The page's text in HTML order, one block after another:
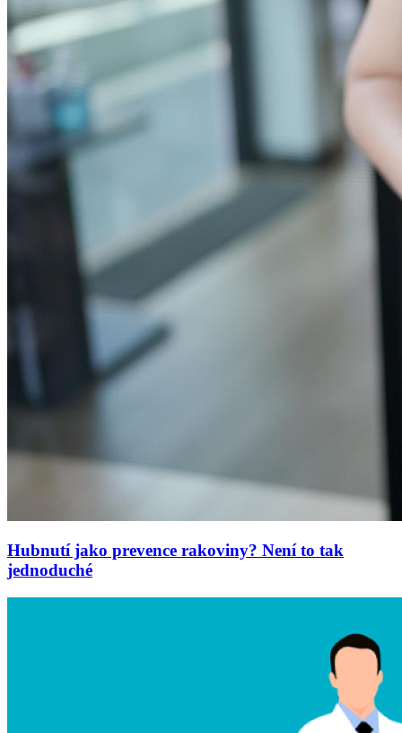
Hubnutí jako prevence rakoviny? Není to tak
jednoduché